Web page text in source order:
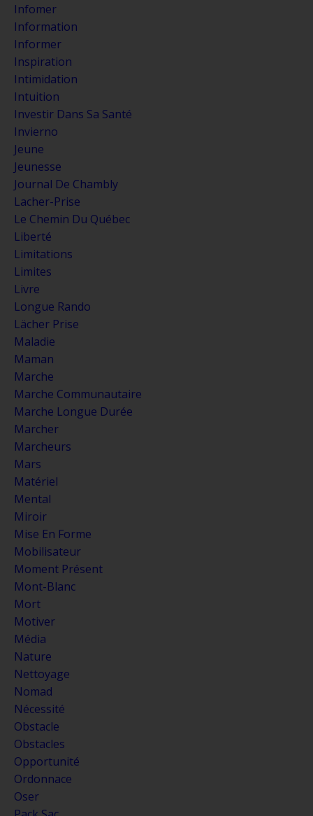
Infomer
Information
Informer
Inspiration
Intimidation
Intuition
Investir Dans Sa Santé
Invierno
Jeune
Jeunesse
Journal De Chambly
Lacher-Prise
Le Chemin Du Québec
Liberté
Limitations
Limites
Livre
Longue Rando
Lächer Prise
Maladie
Maman
Marche
Marche Communautaire
Marche Longue Durée
Marcher
Marcheurs
Mars
Matériel
Mental
Miroir
Mise En Forme
Mobilisateur
Moment Présent
Mont-Blanc
Mort
Motiver
Média
Nature
Nettoyage
Nomad
Nécessité
Obstacle
Obstacles
Opportunité
Ordonnace
Oser